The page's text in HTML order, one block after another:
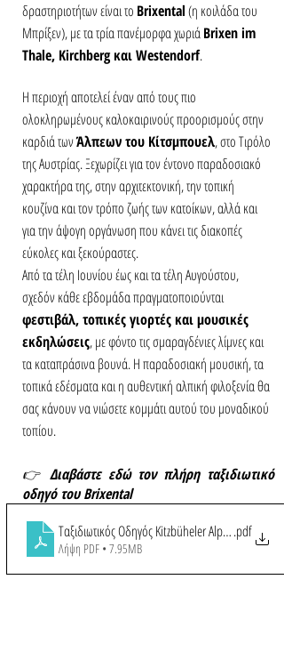
δραστηριοτήτων είναι το Brixental (η κοιλάδα του
Μπρίξεν), με τα τρία πανέμορφα χωριά Brixen im
Thale, Kirchberg και Westendorf.
Η περιοχή αποτελεί έναν από τους πιο
ολοκληρωμένους καλοκαιρινούς προορισμούς στην
καρδιά των Άλπεων του Κίτσμπουελ, στο Τιρόλο
της Αυστρίας. Ξεχωρίζει για τον έντονο παραδοσιακό
χαρακτήρα της, στην αρχιτεκτονική, την τοπική
κουζίνα και τον τρόπο ζωής των κατοίκων, αλλά και
για την άψογη οργάνωση που κάνει τις διακοπές
εύκολες και ξεκούραστες.
Από τα τέλη Ιουνίου έως και τα τέλη Αυγούστου,
σχεδόν κάθε εβδομάδα πραγματοποιούνται
φεστιβάλ, τοπικές γιορτές και μουσικές
εκδηλώσεις, με φόντο τις σμαραγδένιες λίμνες και
τα καταπράσινα βουνά. Η παραδοσιακή μουσική, τα
τοπικά εδέσματα και η αυθεντική αλπική φιλοξενία θα
σας κάνουν να νιώσετε κομμάτι αυτού του μοναδικού
τοπίου.
👉 Διαβάστε εδώ τον πλήρη ταξιδιωτικό
οδηγό του Brixental
Ταξιδιωτικός Οδηγός Kitzbüheler Alpen - Brixental
.pdf
Λήψη PDF • 7.95MB